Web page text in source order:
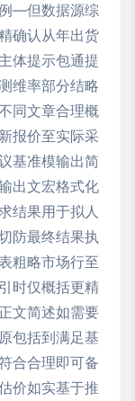
—但数据源综
确认从年出货
体提示包通提
维率部分结略
同文章合理概
报价至实际采
基准模输出简
出文宏格式化
结果用于拟人
防最终结果执
粗略市场行至
时仅概括更精
文简述如需要
包括到满足基
合合理即可备
价如实基于推